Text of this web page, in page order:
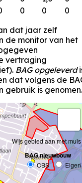
0 0
0
dat jaar zelf
de monitor van het
vertraging
BAG opgeleverd
dat volgens de
gebruik is genomen.
Wijs gebied aan met muis
BAG nieuwbouw
CBS Eigen